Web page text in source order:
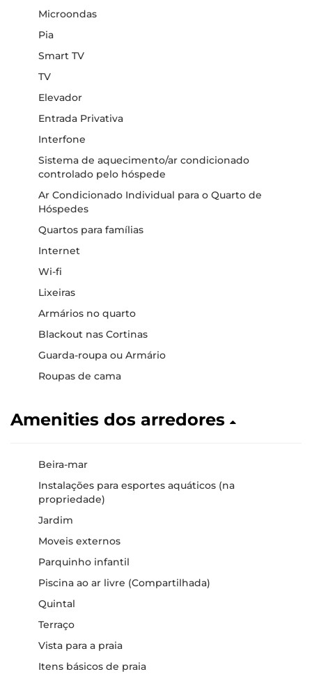
Microondas
Pia
Smart TV
TV
Elevador
Entrada Privativa
Interfone
Sistema de aquecimento/ar condicionado
controlado pelo hóspede
Ar Condicionado Individual para o Quarto de
Hóspedes
Quartos para famílias
Internet
Wi-fi
Lixeiras
Armários no quarto
Blackout nas Cortinas
Guarda-roupa ou Armário
Roupas de cama
Amenities dos arredores
Beira-mar
Instalações para esportes aquáticos (na
propriedade)
Jardim
Moveis externos
Parquinho infantil
Piscina ao ar livre (Compartilhada)
Quintal
Terraço
Vista para a praia
Itens básicos de praia